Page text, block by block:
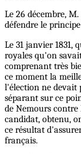
Le 26 décembre,
défendre le
Le 31 janvier
royales qu'on
comprenant très
ce moment la
l'élection ne devait
séparant sur ce
de Nemours contre
candidat, obtenu,
ce résultat
français.